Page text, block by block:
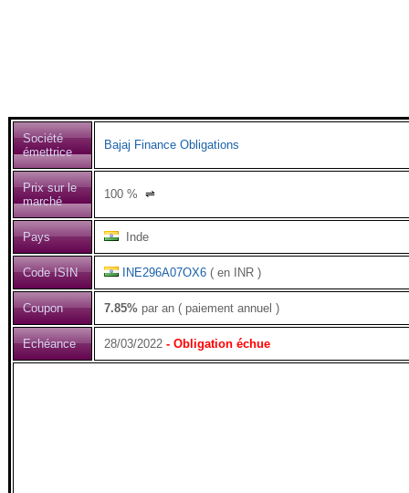
Société
émettrice
Bajaj Finance Obligations
Prix sur le
marché
100 % ⇌
Pays Inde
Code ISIN INE296A07OX6 ( en INR )
Coupon 7.85% par an ( paiement annuel )
Echéance 28/03/2022 - Obligation échue